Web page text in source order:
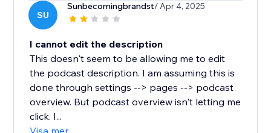
SU
Sunbecomingbrandst/ Apr 4, 2025
I cannot edit the description
This doesn't seem to be allowing me to edit
the podcast description. I am assuming this is
done through settings --> pages --> podcast
overview. But podcast overview isn't letting me
click. I...